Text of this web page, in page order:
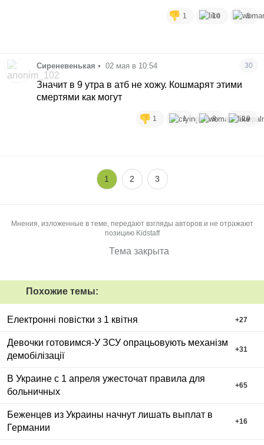
1 10 5
Сиреневенькая • 02 мая в 10:54 30
Значит в 9 утра в атб не хожу. Кошмарят этими
смертями как могут
1 1 8 19
1 2 3
Мнения, изложенные в теме, передают взгляды авторов и не отражают
позицию Kidstaff
Тема закрыта
Похожие темы:
Електронні повістки з 1 квітня +27
Девочки готовимся-У ЗСУ опрацьовують механізм
демобілізації
+31
В Украине с 1 апреля ужесточат правила для
больничных
+65
Беженцев из Украины начнут лишать выплат в
Германии
+16